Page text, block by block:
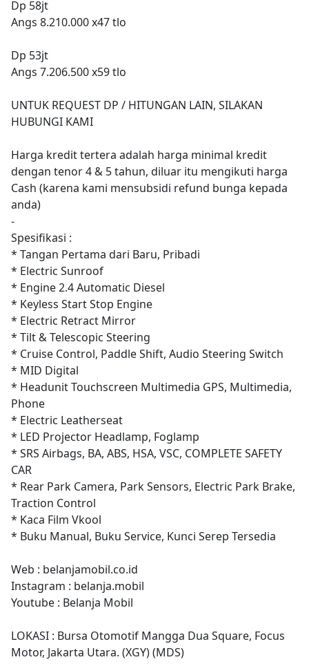
Dp 58jt
Angs 8.210.000 x47 tlo
Dp 53jt
Angs 7.206.500 x59 tlo
UNTUK REQUEST DP / HITUNGAN LAIN, SILAKAN
HUBUNGI KAMI
Harga kredit tertera adalah harga minimal kredit
dengan tenor 4 & 5 tahun, diluar itu mengikuti harga
Cash (karena kami mensubsidi refund bunga kepada
anda)
-
Spesifikasi :
* Tangan Pertama dari Baru, Pribadi
* Electric Sunroof
* Engine 2.4 Automatic Diesel
* Keyless Start Stop Engine
* Electric Retract Mirror
* Tilt & Telescopic Steering
* Cruise Control, Paddle Shift, Audio Steering Switch
* MID Digital
* Headunit Touchscreen Multimedia GPS, Multimedia,
Phone
* Electric Leatherseat
* LED Projector Headlamp, Foglamp
* SRS Airbags, BA, ABS, HSA, VSC, COMPLETE SAFETY
CAR
* Rear Park Camera, Park Sensors, Electric Park Brake,
Traction Control
* Kaca Film Vkool
* Buku Manual, Buku Service, Kunci Serep Tersedia
Web : belanjamobil.co.id
Instagram : belanja.mobil
Youtube : Belanja Mobil
LOKASI : Bursa Otomotif Mangga Dua Square, Focus
Motor, Jakarta Utara. (XGY) (MDS)